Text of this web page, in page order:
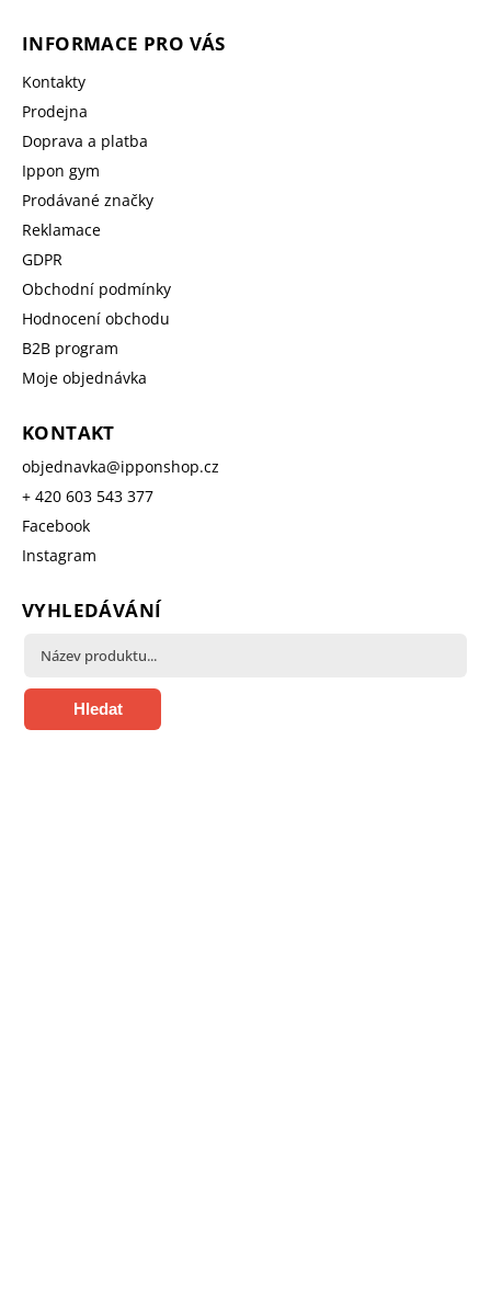
INFORMACE PRO VÁS
Kontakty
Prodejna
Doprava a platba
Ippon gym
Prodávané značky
Reklamace
GDPR
Obchodní podmínky
Hodnocení obchodu
B2B program
Moje objednávka
KONTAKT
objednavka@ipponshop.cz
+ 420 603 543 377
Facebook
Instagram
VYHLEDÁVÁNÍ
Hledat